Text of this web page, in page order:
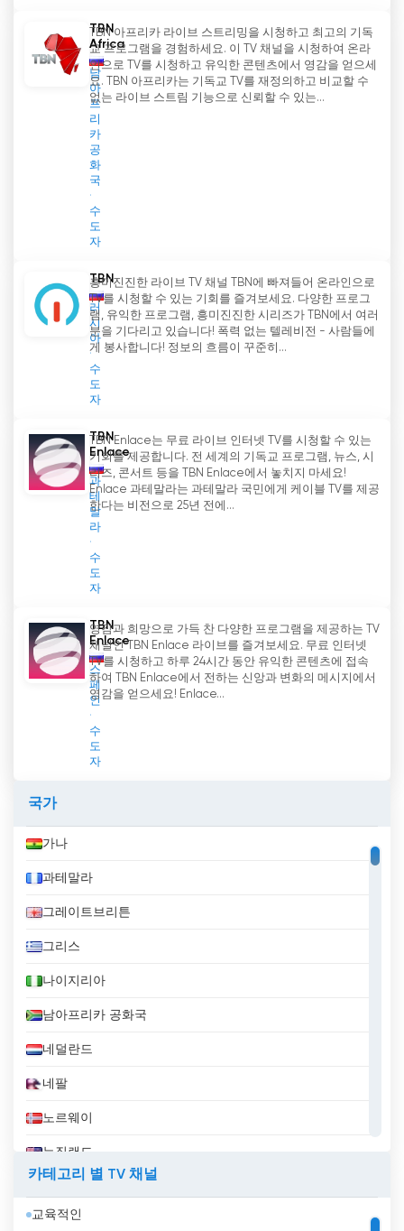
TBN
Africa
남
아
프
리
카
공
화
국
수
도
자
TBN 아프리카 라이브 스트리밍을 시청하고 최고의 기독
교 프로그램을 경험하세요. 이 TV 채널을 시청하여 온라
인으로 TV를 시청하고 유익한 콘텐츠에서 영감을 얻으세
요. TBN 아프리카는 기독교 TV를 재정의하고 비교할 수
없는 라이브 스트림 기능으로 신뢰할 수 있는...
TBN
러
시
아
수
도
자
흥미진진한 라이브 TV 채널 TBN에 빠져들어 온라인으로
TV를 시청할 수 있는 기회를 즐겨보세요. 다양한 프로그
램, 유익한 프로그램, 흥미진진한 시리즈가 TBN에서 여러
분을 기다리고 있습니다! 폭력 없는 텔레비전 - 사람들에
게 봉사합니다! 정보의 흐름이 꾸준히...
TBN
Enlace
과
테
말
라
수
도
자
TBN Enlace는 무료 라이브 인터넷 TV를 시청할 수 있는
기회를 제공합니다. 전 세계의 기독교 프로그램, 뉴스, 시
리즈, 콘서트 등을 TBN Enlace에서 놓치지 마세요!
Enlace 과테말라는 과테말라 국민에게 케이블 TV를 제공
한다는 비전으로 25년 전에...
TBN
Enlace
스
페
인
수
도
자
영감과 희망으로 가득 찬 다양한 프로그램을 제공하는 TV
채널인 TBN Enlace 라이브를 즐겨보세요. 무료 인터넷
TV를 시청하고 하루 24시간 동안 유익한 콘텐츠에 접속
하여 TBN Enlace에서 전하는 신앙과 변화의 메시지에서
영감을 얻으세요! Enlace...
국가
가나
과테말라
그레이트브리튼
그리스
나이지리아
남아프리카 공화국
네덜란드
네팔
노르웨이
뉴질랜드
대한민국
카테고리 별 TV 채널
교육적인